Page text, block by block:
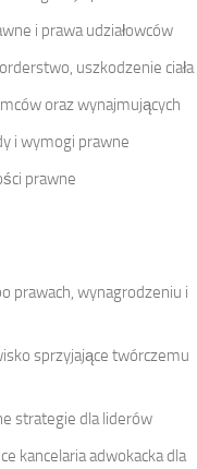
i prawa udziałowców
uszkodzenie ciała
oraz wynajmujących
i wymogi prawne
prawne
prawach, wynagrodzeniu i
sprzyjające twórczemu
strategie dla liderów
kancelaria adwokacka dla